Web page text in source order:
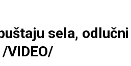
sela,